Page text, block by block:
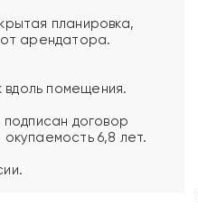
планировка,
арендатора.
помещения.
договор
6,8 лет.